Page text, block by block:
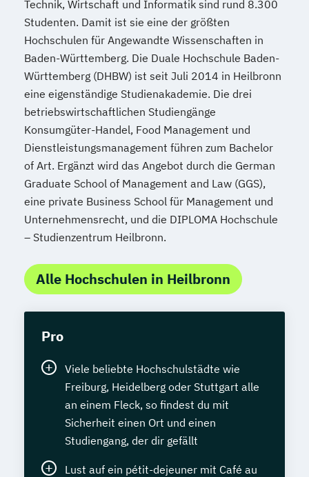
Technik, Wirtschaft und Informatik sind rund 8.300
Studenten. Damit ist sie eine der größten
Hochschulen für Angewandte Wissenschaften in
Baden-Württemberg. Die Duale Hochschule Baden-
Württemberg (DHBW) ist seit Juli 2014 in Heilbronn
eine eigenständige Studienakademie. Die drei
betriebswirtschaftlichen Studiengänge
Konsumgüter-Handel, Food Management und
Dienstleistungsmanagement führen zum Bachelor
of Art. Ergänzt wird das Angebot durch die German
Graduate School of Management and Law (GGS),
eine private Business School für Management und
Unternehmensrecht, und die DIPLOMA Hochschule
– Studienzentrum Heilbronn.
Alle Hochschulen in Heilbronn
Pro
Viele beliebte Hochschulstädte wie
Freiburg, Heidelberg oder Stuttgart alle
an einem Fleck, so findest du mit
Sicherheit einen Ort und einen
Studiengang, der dir gefällt
Lust auf ein pétit-dejeuner mit Café au